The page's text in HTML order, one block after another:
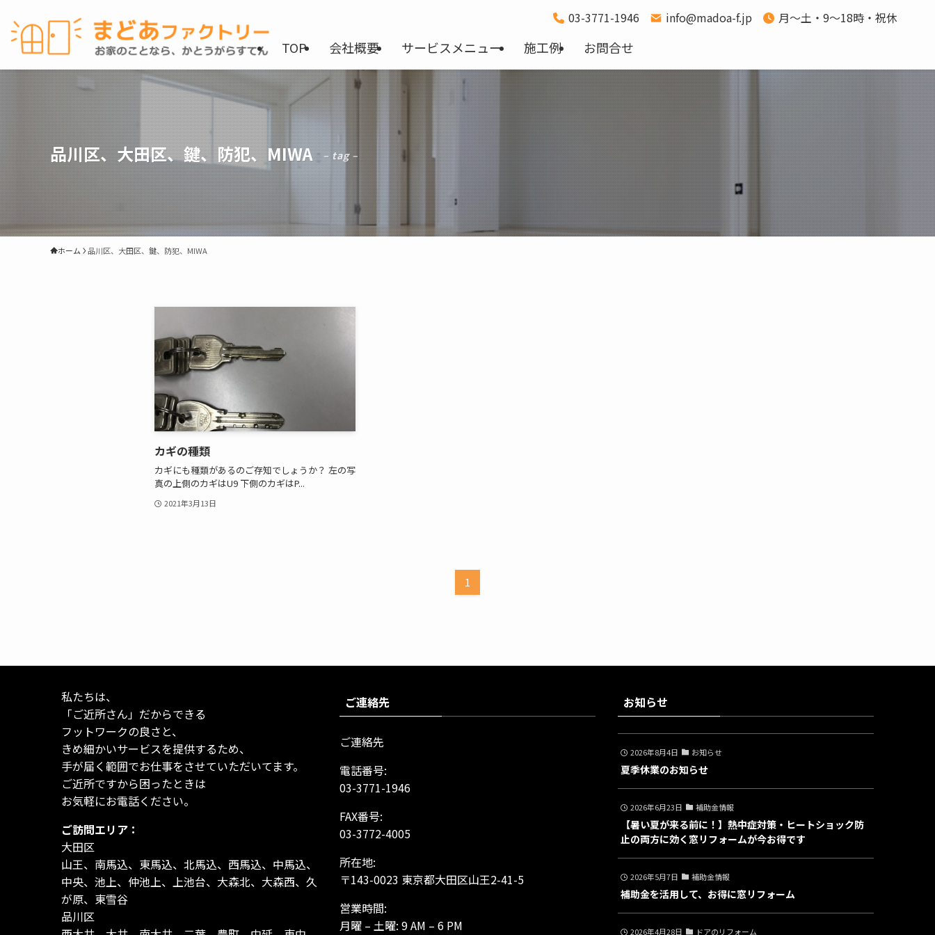
TOP 会社概要 サービスメニュー 施工例 お問合せ
03-3771-1946 info@madoa-f.jp 月～土・9～18時・祝休
品川区、大田区、鍵、防犯、MIWA – tag –
ホーム 品川区、大田区、鍵、防犯、MIWA
カギの種類
カギにも種類があるのご存知でしょうか？ 左の写
真の上側のカギはU9 下側のカギはP...
2021年3月13日
1
私たちは、
「ご近所さん」だからできる
フットワークの良さと、
きめ細かいサービスを提供するため、
手が届く範囲でお仕事をさせていただいてます。
ご近所ですから困ったときは
お気軽にお電話ください。
ご訪問エリア：
大田区
山王、南馬込、東馬込、北馬込、西馬込、中馬込、
中央、池上、仲池上、上池台、大森北、大森西、久
が原、東雪谷
品川区
ご連絡先
ご連絡先
電話番号:
03-3771-1946
FAX番号:
03-3772-4005
所在地:
〒143-0023 東京都大田区山王2-41-5
営業時間:
月曜 – 土曜: 9 AM – 6 PM
お知らせ
2026年8月4日 お知らせ
夏季休業のお知らせ
2026年6月23日 補助金情報
【暑い夏が来る前に！】熱中症対策・ヒートショック防
止の両方に効く窓リフォームが今お得です
2026年5月7日 補助金情報
補助金を活用して、お得に窓リフォーム
2026年4月28日 ドアのリフォーム